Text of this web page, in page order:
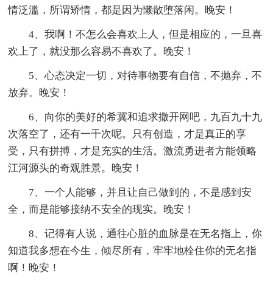
情泛滥，所谓矫情，都是因为懒散堕落闲。晚安！
4、我啊！不怎么会喜欢上人，但是相应的，一旦喜
欢上了，就没那么容易不喜欢了。晚安！
5、心态决定一切，对待事物要有自信，不抛弃，不
放弃。晚安！
6、向你的美好的希冀和追求撒开网吧，九百九十九
次落空了，还有一千次呢。只有创造，才是真正的享
受，只有拼搏，才是充实的生活。激流勇进者方能领略
江河源头的奇观胜景。晚安！
7、一个人能够，并且让自己做到的，不是感到安
全，而是能够接纳不安全的现实。晚安！
8、记得有人说，通往心脏的血脉是在无名指上，你
知道我多想在今生，倾尽所有，牢牢地栓住你的无名指
啊！晚安！